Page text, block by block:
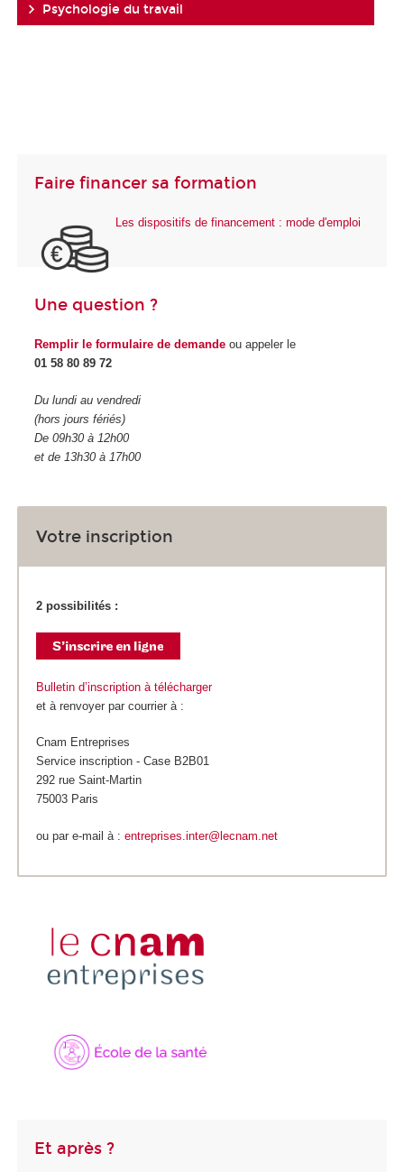
Psychologie du travail
Faire financer sa formation
Les dispositifs de financement : mode d'emploi
Une question ?
Remplir le formulaire de demande ou appeler le
01 58 80 89 72
Du lundi au vendredi
(hors jours fériés)
De 09h30 à 12h00
et de 13h30 à 17h00
Votre inscription
2 possibilités :
Bulletin d’inscription à télécharger
et à renvoyer par courrier à :
Cnam Entreprises
Service inscription - Case B2B01
292 rue Saint-Martin
75003 Paris
ou par e-mail à : entreprises.inter@lecnam.net
Et après ?